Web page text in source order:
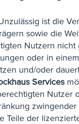
ist die
sowie die
Nutzern nicht
oder in
und/oder
Services
Nutzer
Teile der